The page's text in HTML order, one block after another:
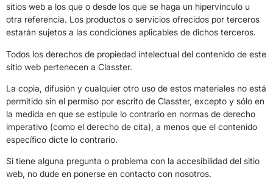
sitios web a los que o desde los que se haga un hipervínculo u
otra referencia. Los productos o servicios ofrecidos por terceros
estarán sujetos a las condiciones aplicables de dichos terceros.
Todos los derechos de propiedad intelectual del contenido de este
sitio web pertenecen a Classter.
La copia, difusión y cualquier otro uso de estos materiales no está
permitido sin el permiso por escrito de Classter, excepto y sólo en
la medida en que se estipule lo contrario en normas de derecho
imperativo (como el derecho de cita), a menos que el contenido
específico dicte lo contrario.
Si tiene alguna pregunta o problema con la accesibilidad del sitio
web, no dude en ponerse en contacto con nosotros.